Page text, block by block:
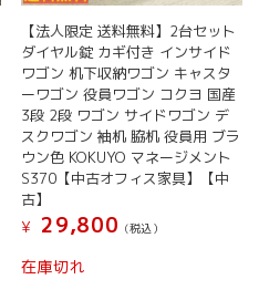
【法人限定 送料無料】2台セット
ダイヤル錠 カギ付き インサイド
ワゴン 机下収納ワゴン キャスタ
ーワゴン 役員ワゴン コクヨ 国産
3段 2段 ワゴン サイドワゴン デ
スクワゴン 袖机 脇机 役員用 ブラ
ウン色 KOKUYO マネージメント
S370【中古オフィス家具】【中
古】
¥ 29,800 (税込）
在庫切れ